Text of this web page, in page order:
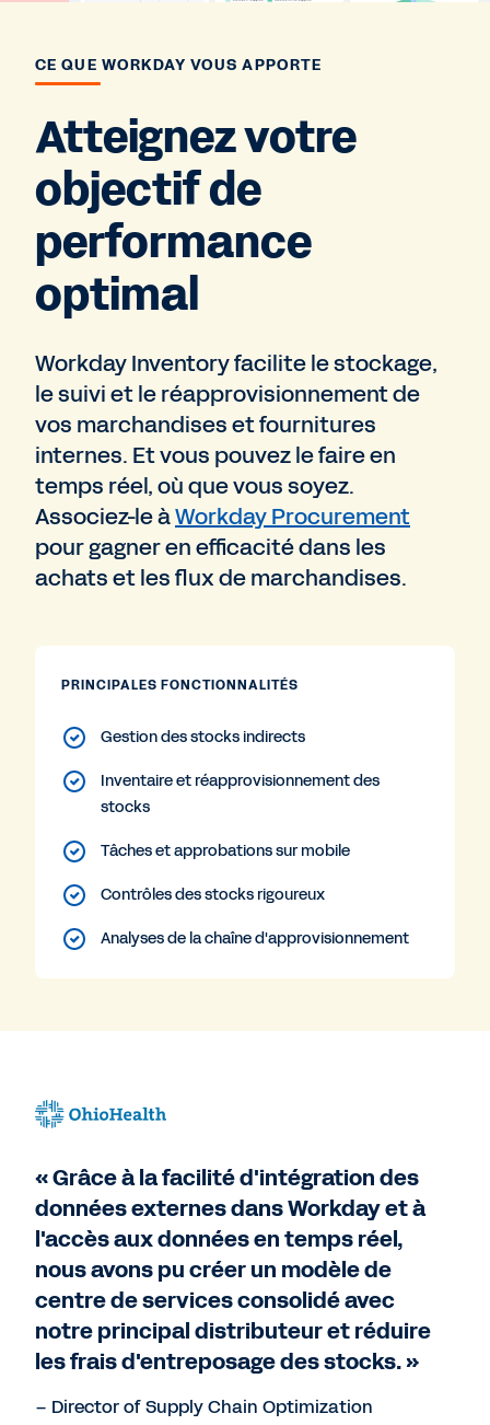
CE QUE WORKDAY VOUS APPORTE
Atteignez votre
objectif de
performance
optimal
Workday Inventory facilite le stockage,
le suivi et le réapprovisionnement de
vos marchandises et fournitures
internes. Et vous pouvez le faire en
temps réel, où que vous soyez.
Associez-le àWorkday Procurement
pour gagner en efficacité dans les
achats et les flux de marchandises.
PRINCIPALES FONCTIONNALITÉS
Gestion des stocks indirects
Inventaire et réapprovisionnement des
stocks
Tâches et approbations sur mobile
Contrôles des stocks rigoureux
Analyses de la chaîne d'approvisionnement
« Grâce à la facilité d'intégration des
données externes dans Workday et à
l'accès aux données en temps réel,
nous avons pu créer un modèle de
centre de services consolidé avec
notre principal distributeur et réduire
les frais d'entreposage des stocks. »
– Director of Supply Chain Optimization